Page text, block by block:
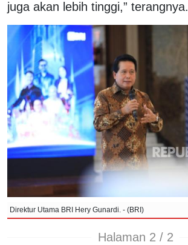
juga akan lebih tinggi,” terangnya.
Direktur Utama BRI Hery Gunardi. - (BRI)
Halaman 2 / 2